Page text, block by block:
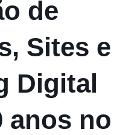
de
Sites e
Digital
anos no